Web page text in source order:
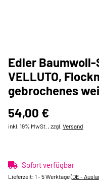
Edler
VELLUTO,
gebrochenes
54,00 €
inkl. 19% MwSt. , zzgl. Versand
Sofort verfügbar
Lieferzeit: 1 - 5 Werktage(DE -